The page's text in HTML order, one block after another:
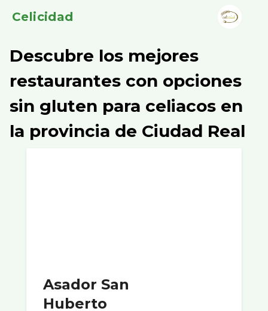
Celicidad
Descubre los mejores
restaurantes con opciones
sin gluten para celiacos en
la provincia de Ciudad Real
Asador San
Huberto